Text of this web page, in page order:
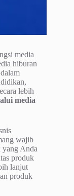
media
hiburan
lebih
media
wajib
yang Anda
produk
lanjut
produk